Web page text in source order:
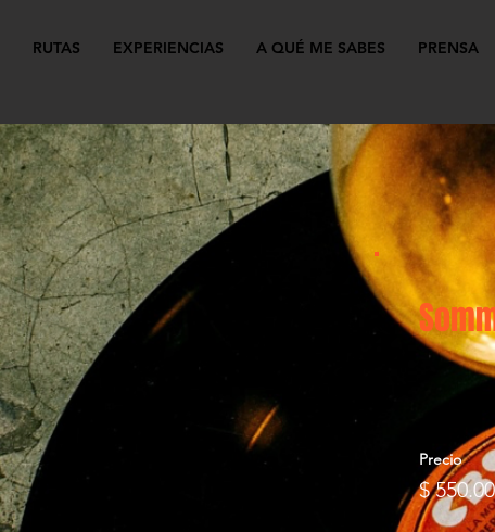
RUTAS EXPERIENCIAS A QUÉ ME SABES PRENSA
Precio
$ 550.00